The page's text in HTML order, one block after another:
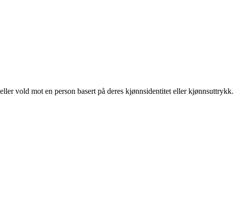
vold mot en person basert på deres kjønnsidentitet eller kjønnsuttrykk.